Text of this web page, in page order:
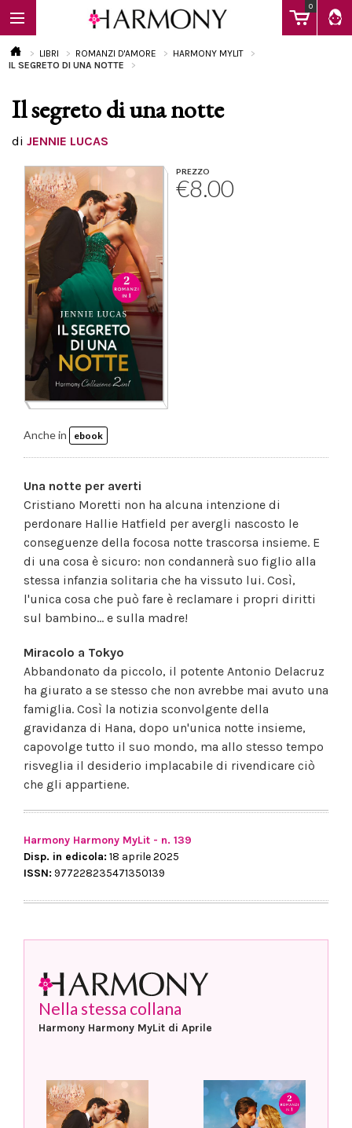
0
EBOOK
Calendario
LIBRI ROMANZI D'AMORE
HARMONY MYLIT
IL SEGRETO DI UNA NOTTE
Il segreto di una notte
di JENNIE LUCAS
PREZZO
€8.00
Anche in ebook
Una notte per averti
Cristiano Moretti non ha alcuna intenzione di
perdonare Hallie Hatfield per avergli nascosto le
conseguenze della focosa notte trascorsa insieme. E
di una cosa è sicuro: non condannerà suo figlio alla
stessa infanzia solitaria che ha vissuto lui. Così,
l'unica cosa che può fare è reclamare i propri diritti
sul bambino... e sulla madre!
Miracolo a Tokyo
Abbandonato da piccolo, il potente Antonio Delacruz
ha giurato a se stesso che non avrebbe mai avuto una
famiglia. Così la notizia sconvolgente della
gravidanza di Hana, dopo un'unica notte insieme,
capovolge tutto il suo mondo, ma allo stesso tempo
risveglia il desiderio implacabile di rivendicare ciò
che gli appartiene.
Harmony Harmony MyLit - n. 139
Disp. in edicola: 18 aprile 2025
ISSN: 977228235471350139
Nella stessa collana
Harmony Harmony MyLit di Aprile